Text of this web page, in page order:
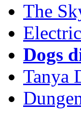
The
Electric
Dogs
Tanya